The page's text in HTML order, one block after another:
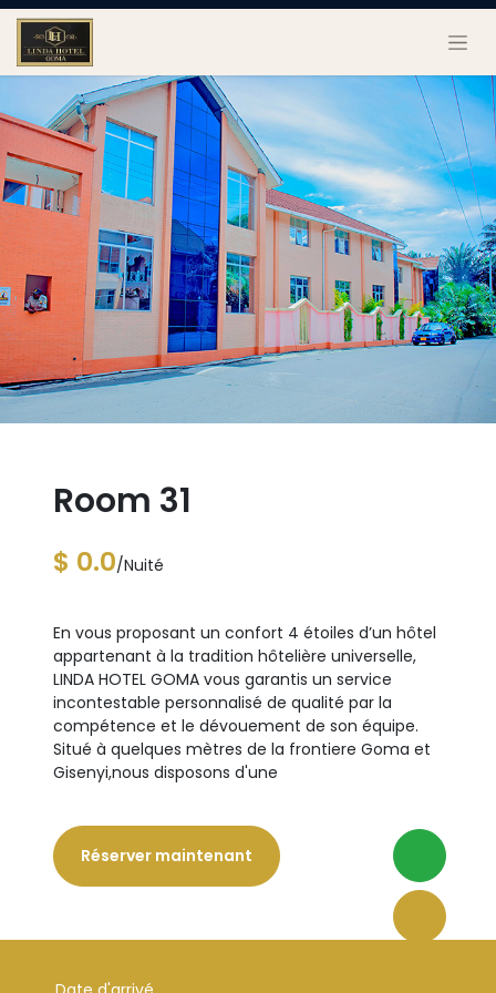
Room 31
$ 0.0/Nuité
En vous proposant un confort 4 étoiles d’un hôtel
appartenant à la tradition hôtelière universelle,
LINDA HOTEL GOMA vous garantis un service
incontestable personnalisé de qualité par la
compétence et le dévouement de son équipe.
Situé à quelques mètres de la frontiere Goma et
Gisenyi,nous disposons d'une
Réserver maintenant